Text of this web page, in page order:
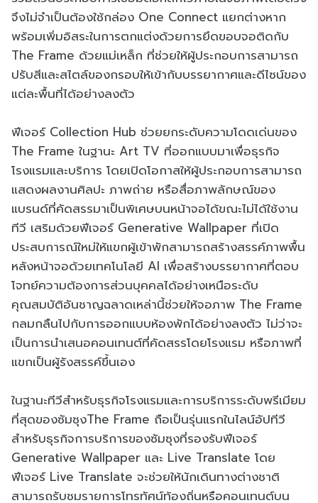
จึงไม่จำเป็นต้องใช้กล่อง One Connect แยกต่างหาก
พร้อมเพิ่มอิสระในการตกแต่งด้วยการยึดขอบจอติดกับ
The Frame ด้วยแม่เหล็ก ที่ช่วยให้ผู้ประกอบการสามารถ
ปรับสีและสไตล์ของกรอบให้เข้ากับบรรยากาศและดีไซน์ของ
แต่ละพื้นที่ได้อย่างลงตัว
ฟีเจอร์ Collection Hub ช่วยยกระดับความโดดเด่นของ
The Frame ในฐานะ Art TV ที่ออกแบบมาเพื่อธุรกิจ
โรงแรมและบริการ โดยเปิดโอกาสให้ผู้ประกอบการสามารถ
แสดงผลงานศิลปะ ภาพถ่าย หรือสื่อภาพลักษณ์ของ
แบรนด์ที่คัดสรรมาเป็นพิเศษบนหน้าจอได้ขณะไม่ได้ใช้งาน
ทีวี เสริมด้วยฟีเจอร์ Generative Wallpaper ที่เปิด
ประสบการณ์ใหม่ให้แขกผู้เข้าพักสามารถสร้างสรรค์ภาพพื้น
หลังหน้าจอด้วยเทคโนโลยี AI เพื่อสร้างบรรยากาศที่ตอบ
โจทย์ความต้องการส่วนบุคคลได้อย่างเหนือระดับ
คุณสมบัติอันชาญฉลาดเหล่านี้ช่วยให้จอภาพ The Frame
กลมกลืนไปกับการออกแบบห้องพักได้อย่างลงตัว ไม่ว่าจะ
เป็นการนำเสนอคอนเทนต์ที่คัดสรรโดยโรงแรม หรือภาพที่
แขกเป็นผู้รังสรรค์ขึ้นเอง
ในฐานะทีวีสำหรับธุรกิจโรงแรมและการบริการระดับพรีเมียม
ที่สุดของซัมซุงThe Frame ถือเป็นรุ่นแรกในไลน์อัปทีวี
สำหรับธุรกิจการบริการของซัมซุงที่รองรับฟีเจอร์
Generative Wallpaper และ Live Translate โดย
ฟีเจอร์ Live Translate จะช่วยให้นักเดินทางต่างชาติ
สามารถรับชมรายการโทรทัศน์ท้องถิ่นหรือคอนเทนต์บน